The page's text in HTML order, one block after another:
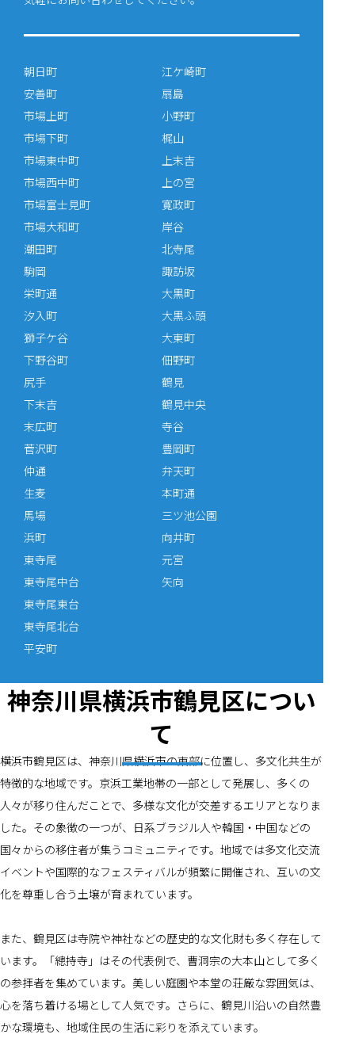
朝日町
安善町
市場上町
市場下町
市場東中町
市場西中町
市場富士見町
市場大和町
潮田町
江ケ崎町
扇島
小野町
梶山
上末吉
上の宮
寛政町
岸谷
北寺尾
駒岡
栄町通
汐入町
獅子ケ谷
下野谷町
尻手
下末吉
末広町
菅沢町
諏訪坂
大黒町
大黒ふ頭
大東町
佃野町
鶴見
鶴見中央
寺谷
豊岡町
仲通
生麦
馬場
浜町
東寺尾
東寺尾中台
東寺尾東台
東寺尾北台
平安町
弁天町
本町通
三ツ池公園
向井町
元宮
矢向
神奈川県横浜市鶴見区につい
て
横浜市鶴見区は、神奈川県横浜市の東部に位置し、多文化共生が
特徴的な地域です。京浜工業地帯の一部として発展し、多くの
人々が移り住んだことで、多様な文化が交差するエリアとなりま
した。その象徴の一つが、日系ブラジル人や韓国・中国などの
国々からの移住者が集うコミュニティです。地域では多文化交流
イベントや国際的なフェスティバルが頻繁に開催され、互いの文
化を尊重し合う土壌が育まれています。
また、鶴見区は寺院や神社などの歴史的な文化財も多く存在して
います。「總持寺」はその代表例で、曹洞宗の大本山として多く
の参拝者を集めています。美しい庭園や本堂の荘厳な雰囲気は、
心を落ち着ける場として人気です。さらに、鶴見川沿いの自然豊
かな環境も、地域住民の生活に彩りを添えています。